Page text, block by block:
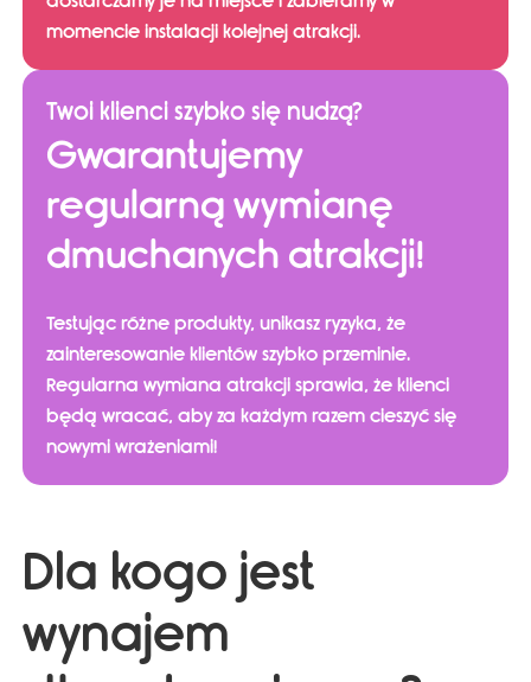
momencie instalacji kolejnej atrakcji.
Twoi klienci szybko się nudzą?
Gwarantujemy
regularną wymianę
dmuchanych atrakcji!
Testując różne produkty, unikasz ryzyka, że
zainteresowanie klientów szybko przeminie.
Regularna wymiana atrakcji sprawia, że klienci
będą wracać, aby za każdym razem cieszyć się
nowymi wrażeniami!
Dla kogo jest
wynajem